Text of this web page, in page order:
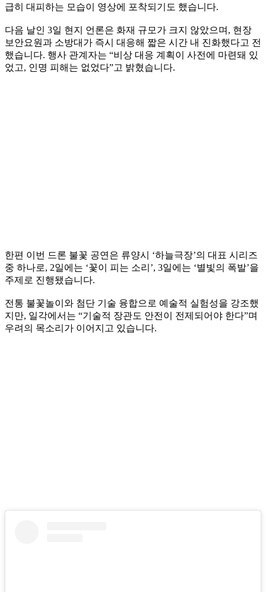
급히 대피하는 모습이 영상에 포착되기도 했습니다.
다음 날인 3일 현지 언론은 화재 규모가 크지 않았으며, 현장
보안요원과 소방대가 즉시 대응해 짧은 시간 내 진화했다고 전
했습니다. 행사 관계자는 “비상 대응 계획이 사전에 마련돼 있
었고, 인명 피해는 없었다”고 밝혔습니다.
한편 이번 드론 불꽃 공연은 류양시 ‘하늘극장’의 대표 시리즈
중 하나로, 2일에는 ‘꽃이 피는 소리’, 3일에는 ‘별빛의 폭발’을
주제로 진행됐습니다.
전통 불꽃놀이와 첨단 기술 융합으로 예술적 실험성을 강조했
지만, 일각에서는 “기술적 장관도 안전이 전제되어야 한다”며
우려의 목소리가 이어지고 있습니다.